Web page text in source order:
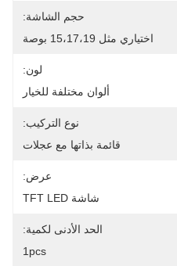
حجم الشاشة:
اختياري مثل 15،17،19 بوصة
لون:
ألوان مختلفة للخيار
نوع التركيب:
قائمة بذاتها مع عجلات
عرض:
شاشة TFT LED
الحد الأدنى لكمية:
1pcs